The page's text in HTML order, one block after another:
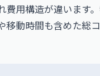
費用構造が違います
移動時間も含めた総